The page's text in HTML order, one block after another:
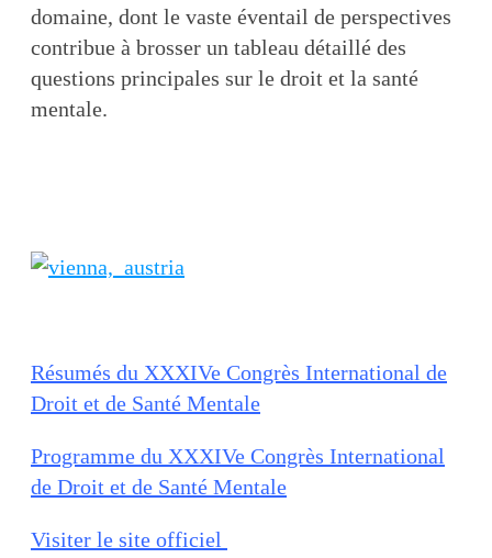
domaine, dont le vaste éventail de perspectives
contribue à brosser un tableau détaillé des
questions principales sur le droit et la santé
mentale.
Résumés du XXXIVe Congrès International de
Droit et de Santé Mentale
Programme du XXXIVe Congrès International
de Droit et de Santé Mentale
Visiter le site officiel